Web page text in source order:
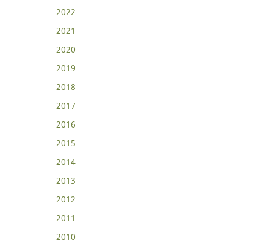
2022
2021
2020
2019
2018
2017
2016
2015
2014
2013
2012
2011
2010